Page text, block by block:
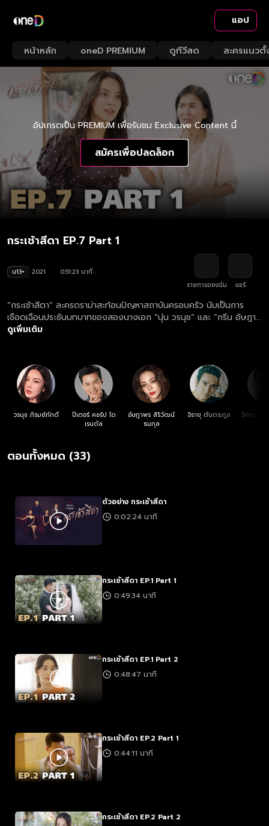
แอป
หน้าหลัก oneD PREMIUM ดูทีวีสด ละครแนวตั้
อัปเกรดเป็น PREMIUM เพื่อรับชม Exclusive Content นี้
สมัครเพื่อปลดล็อก
กระเช้าสีดา EP.7 Part 1
น13+ 2021
0:51:23 นาที
รายการของฉัน
แชร์
“กระเช้าสีดา” ละครดราม่าสะท้อนปัญหาสถาบันครอบครัว นับเป็นการ
เชือดเฉือนประชันบทบาทของสองนางเอก “นุ่น วรนุช” และ “กรีน อัษฎา
พร” ที่พลิกมาเล่นร้ายแบบสุดขั้ว... เมื่อหญิงสาวผู้เพียบพร้อมถูกทรยศหัก
ดูเพิ่มเติม
วรนุช ภิรมย์ภักดี
ปีเตอร์ คอร์ป ได
เรนดัล
อัษฎาพร สิริวัฒน์
ธนกุล
จิรายุ ตันตระกูล วิทยา วสุ
ตอนทั้งหมด (33)
ตัวอย่าง กระเช้าสีดา
0:02:24 นาที
กระเช้าสีดา EP.1 Part 1
0:49:34 นาที
กระเช้าสีดา EP.1 Part 2
0:48:47 นาที
กระเช้าสีดา EP.2 Part 1
0:44:11 นาที
กระเช้าสีดา EP.2 Part 2